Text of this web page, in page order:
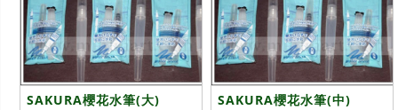
SAKURA櫻花水筆(大) SAKURA櫻花水筆(中)